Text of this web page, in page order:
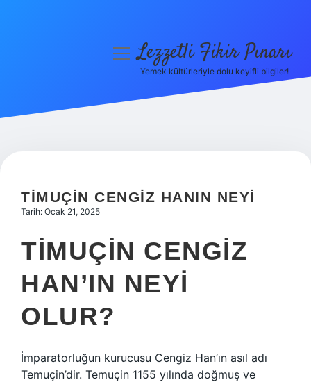
Hakkımızda
menüyüLezzetli Fikir Pınarı
Yemek kültürleriyle dolu keyifli bilgiler!
TIMUÇIN CENGIZ HANIN NEYI
Tarih: Ocak 21, 2025
TIMUÇIN CENGIZ
HAN’IN NEYI
OLUR?
İmparatorluğun kurucusu Cengiz Han’ın asıl adı
Temuçin’dir. Temuçin 1155 yılında doğmuş ve